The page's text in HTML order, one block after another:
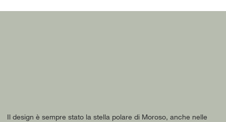
Il design è sempre stato la stella polare di Moroso, anche nelle